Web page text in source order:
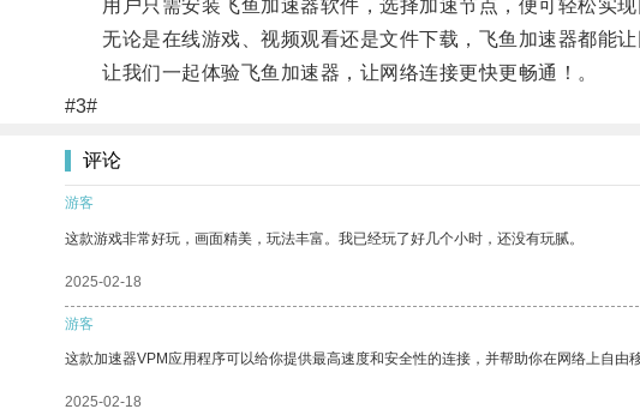
用户只需安装飞鱼加速器软件，选择加速节点，便可轻松实现
无论是在线游戏、视频观看还是文件下载，飞鱼加速器都能让
让我们一起体验飞鱼加速器，让网络连接更快更畅通！。
#3#
评论
游客
这款游戏非常好玩，画面精美，玩法丰富。我已经玩了好几个小时，还没有玩腻。
2025-02-18
游客
这款加速器VPM应用程序可以给你提供最高速度和安全性的连接，并帮助你在网络上自由移
2025-02-18